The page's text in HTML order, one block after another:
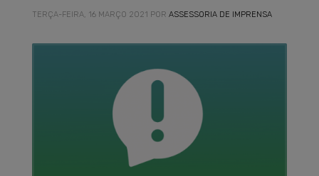
TERÇA-FEIRA, 16 MARÇO 2021 POR ASSESSORIA DE IMPRENSA